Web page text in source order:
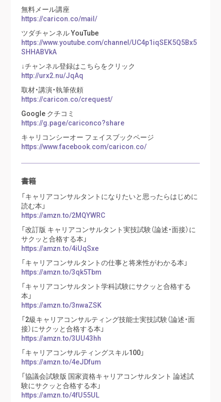
無料メール講座
https://caricon.co/mail/
ツダチャンネル YouTube
https://www.youtube.com/channel/UC4p1iqSEK5Q5Bx5
SHHABVkA
↓チャンネル登録はこちらをクリック
http://urx2.nu/JqAq
取材・講演・執筆依頼
https://caricon.co/crequest/
Google クチコミ
https://g.page/cariconco?share
キャリコンシーオー フェイスブックページ
https://www.facebook.com/caricon.co/
書籍
「キャリアコンサルタントになりたいと思ったらはじめに
読む本」
https://amzn.to/2MQYWRC
「改訂版 キャリアコンサルタント実技試験（論述・面接）に
サクッと合格する本」
https://amzn.to/4iUqSxe
「キャリアコンサルタントの仕事と将来性がわかる本」
https://amzn.to/3qk5Tbm
「キャリアコンサルタント学科試験にサクッと合格する
本」
https://amzn.to/3nwaZSK
「2級キャリアコンサルティング技能士実技試験（論述・面
接）にサクッと合格する本」
https://amzn.to/3UU43hh
「キャリアコンサルティングスキル100」
https://amzn.to/4eJDfum
「協議会試験版 国家資格キャリアコンサルタント 論述試
験にサクッと合格する本」
https://amzn.to/4fU55UL